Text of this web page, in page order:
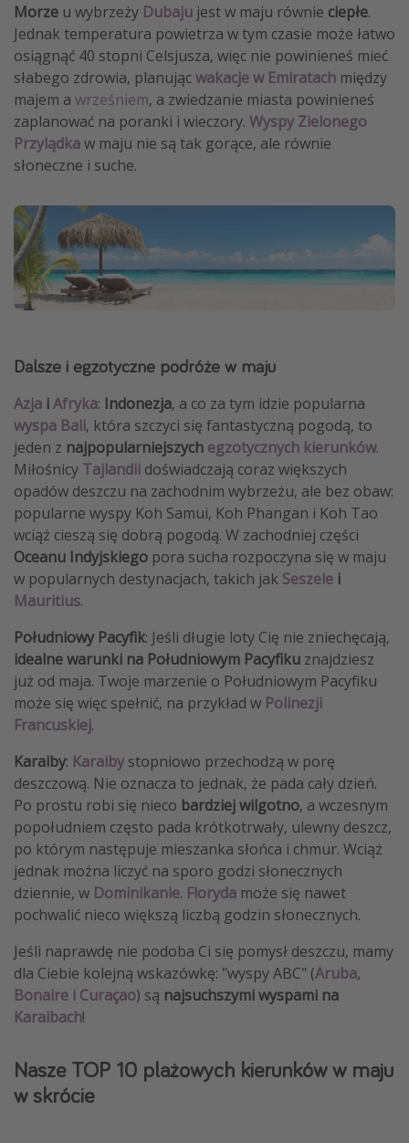
Morze u wybrzeży Dubaju jest w maju równie ciepłe.
Jednak temperatura powietrza w tym czasie może łatwo
osiągnąć 40 stopni Celsjusza, więc nie powinieneś mieć
słabego zdrowia, planującwakacje w Emiratach między
majem a wrześniem, a zwiedzanie miasta powinieneś
zaplanować na poranki i wieczory. Wyspy Zielonego
Przylądkaw maju nie są tak gorące, ale równie
słoneczne i suche.
Dalsze i egzotyczne podróże w maju
Azja iAfryka: Indonezja, a co za tym idzie popularna
wyspa Bali, która szczyci się fantastyczną pogodą, to
jeden z najpopularniejszych egzotycznych kierunków.
Miłośnicy Tajlandii doświadczają coraz większych
opadów deszczu na zachodnim wybrzeżu, ale bez obaw:
popularne wyspy Koh Samui, Koh Phangan i Koh Tao
wciąż cieszą się dobrą pogodą. W zachodniej części
Oceanu Indyjskiego pora sucha rozpoczyna się w maju
w popularnych destynacjach, takich jak Seszele i
Mauritius.
Południowy Pacyfik: Jeśli długie loty Cię nie zniechęcają,
idealne warunki na Południowym Pacyfiku znajdziesz
już od maja. Twoje marzenie o Południowym Pacyfiku
może się więc spełnić, na przykład w Polinezji
Francuskiej.
Karaiby: Karaiby stopniowo przechodzą w porę
deszczową. Nie oznacza to jednak, że pada cały dzień.
Po prostu robi się nieco bardziej wilgotno, a wczesnym
popołudniem często pada krótkotrwały, ulewny deszcz,
po którym następuje mieszanka słońca i chmur. Wciąż
jednak można liczyć na sporo godzi słonecznych
dziennie, w Dominikanie. Floryda może się nawet
pochwalić nieco większą liczbą godzin słonecznych.
Jeśli naprawdę nie podoba Ci się pomysł deszczu, mamy
dla Ciebie kolejną wskazówkę: "wyspy ABC" (Aruba,
Bonaire i Curaçao) są najsuchszymi wyspami na
Karaibach!
Nasze TOP 10 plażowych kierunków w maju
w skrócie